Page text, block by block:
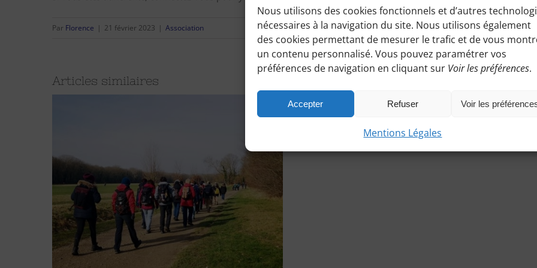
Nous utilisons des cookies fonctionnels et d’autres
nécessaires à la navigation du site. Nous utilisons également
des cookies permettant de mesurer le trafic et de vous
un contenu personnalisé. Vous pouvez paramétrer vos
préférences de navigation en cliquant sur Voir les préférences.
Accepter Refuser Voir les
Mentions Légales
Par Florence | 21 février 2023 | Association
Articles similaires